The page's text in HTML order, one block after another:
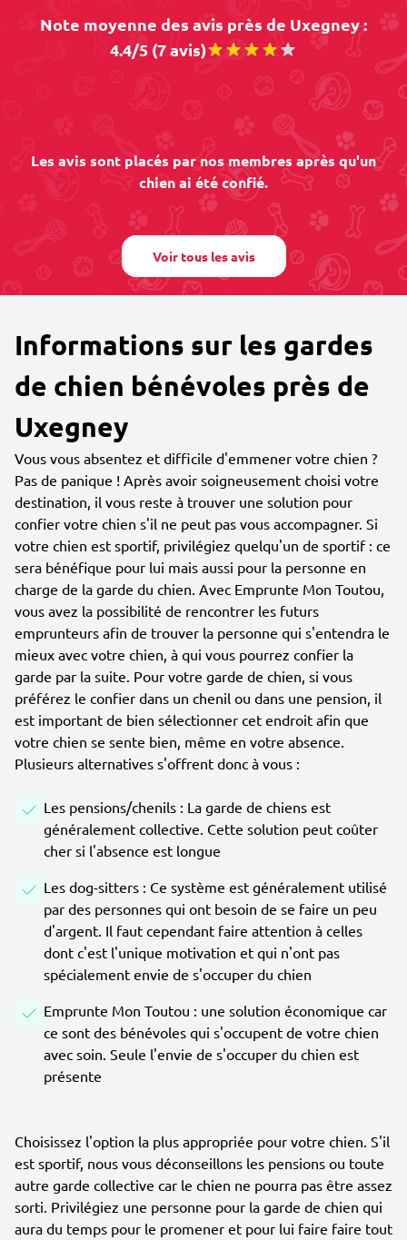
Note moyenne des avis près de Uxegney :
4.4/5 (7 avis)
Les avis sont placés par nos membres après qu'un
chien ai été confié.
Voir tous les avis
Informations sur les gardes
de chien bénévoles près de
Uxegney
Vous vous absentez et difficile d'emmener votre chien ?
Pas de panique ! Après avoir soigneusement choisi votre
destination, il vous reste à trouver une solution pour
confier votre chien s'il ne peut pas vous accompagner. Si
votre chien est sportif, privilégiez quelqu'un de sportif : ce
sera bénéfique pour lui mais aussi pour la personne en
charge de la garde du chien. Avec Emprunte Mon Toutou,
vous avez la possibilité de rencontrer les futurs
emprunteurs afin de trouver la personne qui s'entendra le
mieux avec votre chien, à qui vous pourrez confier la
garde par la suite. Pour votre garde de chien, si vous
préférez le confier dans un chenil ou dans une pension, il
est important de bien sélectionner cet endroit afin que
votre chien se sente bien, même en votre absence.
Plusieurs alternatives s'offrent donc à vous :
Les pensions/chenils : La garde de chiens est
généralement collective. Cette solution peut coûter
cher si l'absence est longue
Les dog-sitters : Ce système est généralement utilisé
par des personnes qui ont besoin de se faire un peu
d'argent. Il faut cependant faire attention à celles
dont c'est l'unique motivation et qui n'ont pas
spécialement envie de s'occuper du chien
Emprunte Mon Toutou : une solution économique car
ce sont des bénévoles qui s'occupent de votre chien
avec soin. Seule l'envie de s'occuper du chien est
présente
Choisissez l'option la plus appropriée pour votre chien. S'il
est sportif, nous vous déconseillons les pensions ou toute
autre garde collective car le chien ne pourra pas être assez
sorti. Privilégiez une personne pour la garde de chien qui
aura du temps pour le promener et pour lui faire faire tout